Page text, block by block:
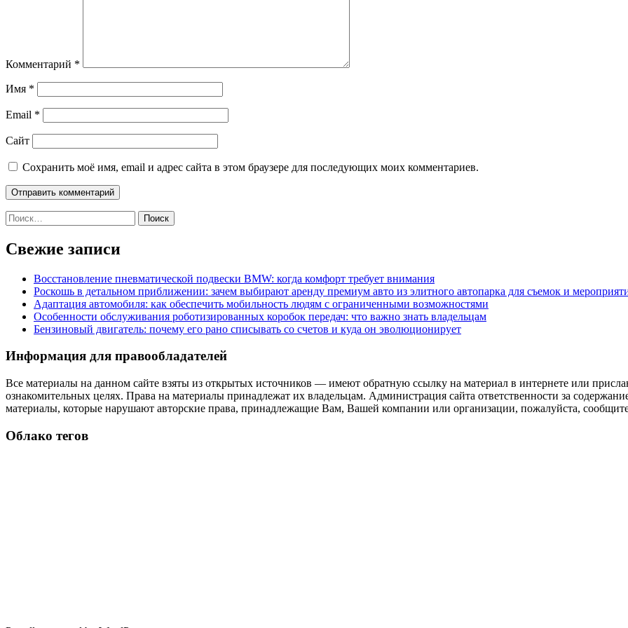
Комментарий *
Имя *
Email *
Сайт
Сохранить моё имя, email и адрес сайта в этом браузере для последующих моих комментариев.
Найти:
Свежие записи
Восстановление пневматической подвески BMW: когда комфорт требует внимания
Роскошь в детальном приближении: зачем выбирают аренду премиум авто из элитного автопарка для съемок и
Адаптация автомобиля: как обеспечить мобильность людям с ограниченными возможностями
Особенности обслуживания роботизированных коробок передач: что важно знать владельцам
Бензиновый двигатель: почему его рано списывать со счетов и куда он эволюционирует
Информация для правообладателей
Все материалы на данном сайте взяты из открытых источников — имеют обратную ссылку на материал в интернете или
ознакомительных целях. Права на материалы принадлежат их владельцам. Администрация сайта ответственности за
материалы, которые нарушают авторские права, принадлежащие Вам, Вашей компании или организации, пожалуйста,
Облако тегов